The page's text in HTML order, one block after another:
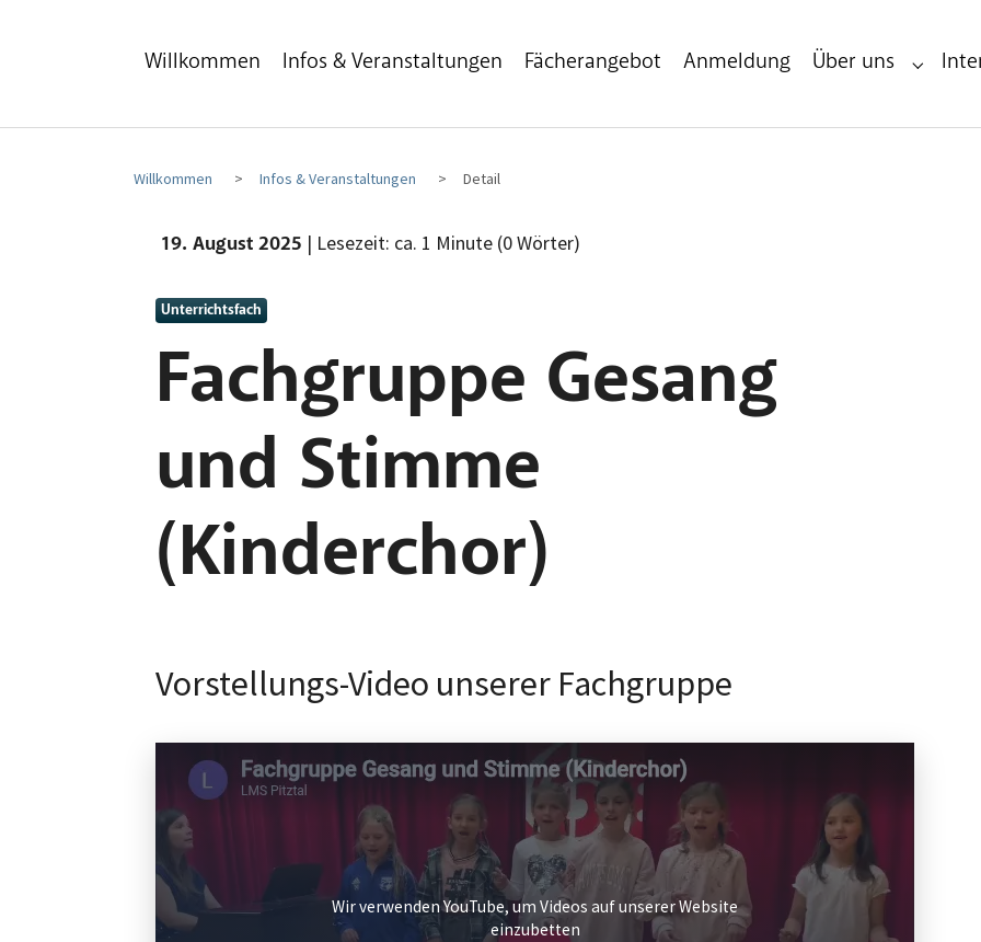
Willkommen Infos & Veranstaltungen Fächerangebot Anmeldung Über uns
Willkommen Infos & Veranstaltungen Detail
19. August 2025 | Lesezeit: ca. 1 Minute (0 Wörter)
Unterrichtsfach
Fachgruppe Gesang
und Stimme
(Kinderchor)
Wir verwenden YouTube, um Videos auf unserer Website
einzubetten